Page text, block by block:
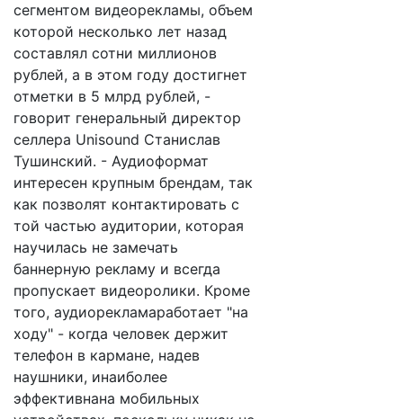
сегментом видеорекламы, объем
которой несколько лет назад
составлял сотни миллионов
рублей, а в этом году достигнет
отметки в 5 млрд рублей, -
говорит генеральный директор
селлера Unisound Станислав
Тушинский. - Аудиоформат
интересен крупным брендам, так
как позволят контактировать с
той частью аудитории, которая
научилась не замечать
баннерную рекламу и всегда
пропускает видеоролики. Кроме
того, аудиорекламаработает "на
ходу" - когда человек держит
телефон в кармане, надев
наушники, инаиболее
эффективнана мобильных